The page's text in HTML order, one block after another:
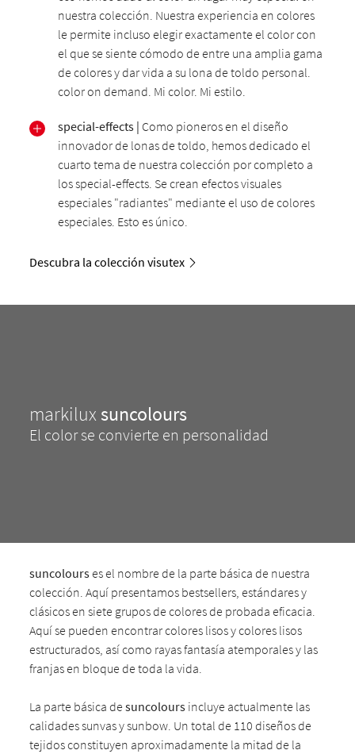
nuestra colección. Nuestra experiencia en colores
le permite incluso elegir exactamente el color con
el que se siente cómodo de entre una amplia gama
de colores y dar vida a su lona de toldo personal.
color on demand. Mi color. Mi estilo.
special-effects | Como pioneros en el diseño
innovador de lonas de toldo, hemos dedicado el
cuarto tema de nuestra colección por completo a
los special-effects. Se crean efectos visuales
especiales "radiantes" mediante el uso de colores
especiales. Esto es único.
Descubra la colección visutex
markilux suncolours
El color se convierte en personalidad
suncolourses el nombre de la parte básica de nuestra
colección. Aquí presentamos bestsellers, estándares y
clásicos en siete grupos de colores de probada eficacia.
Aquí se pueden encontrar colores lisos y colores lisos
estructurados, así como rayas fantasía atemporales y las
franjas en bloque de toda la vida.
La parte básica desuncolours incluye actualmente las
calidades sunvas y sunbow. Un total de 110 diseños de
tejidos constituyen aproximadamente la mitad de la